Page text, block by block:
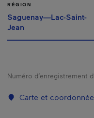
RÉGION
Saguenay—Lac-Saint-
Jean
Numéro d’enregistrement
Carte et